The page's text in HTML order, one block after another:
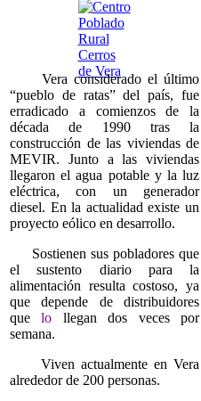
Vera considerado el último
“pueblo de ratas” del país, fue
erradicado a comienzos de la
década de 1990 tras la
construcción de las viviendas de
MEVIR. Junto a las viviendas
llegaron el agua potable y la luz
eléctrica, con un generador
diesel. En la actualidad existe un
proyecto eólico en desarrollo.
Sostienen sus pobladores que
el sustento diario para la
alimentación resulta costoso, ya
que depende de distribuidores
quelo llegan dos veces por
semana.
Viven actualmente en Vera
alrededor de 200 personas.